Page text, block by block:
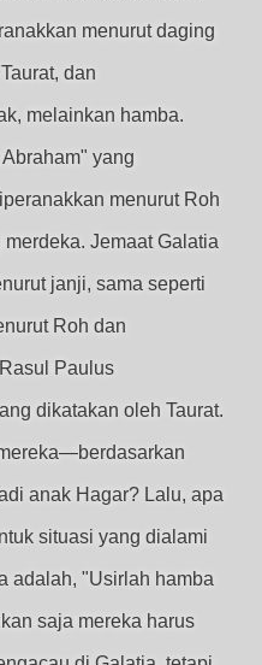
menurut daging
dan
melainkan hamba.
yang
menurut Roh
Jemaat Galatia
janji, sama seperti
Roh dan
Paulus
dikatakan oleh Taurat.
anak Hagar? Lalu, apa
situasi yang dialami
adalah, "Usirlah hamba
saja mereka harus